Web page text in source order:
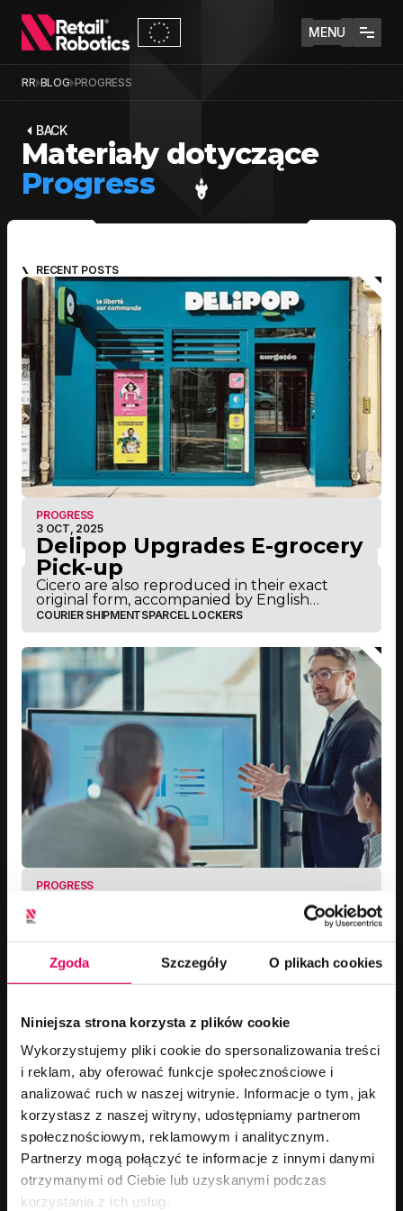
Zgoda Szczegóły O plikach cookies
Niniejsza strona korzysta z plików cookie
Wykorzystujemy pliki cookie do spersonalizowania treści
i reklam, aby oferować funkcje społecznościowe i
analizować ruch w naszej witrynie. Informacje o tym, jak
korzystasz z naszej witryny, udostępniamy partnerom
społecznościowym, reklamowym i analitycznym.
Partnerzy mogą połączyć te informacje z innymi danymi
otrzymanymi od Ciebie lub uzyskanymi podczas
korzystania z ich usług.
MENU
RR BLOG PROGRESS
BACK
Materiały dotyczące
Progress
RECENT POSTS
PROGRESS
3 OCT, 2025
Delipop Upgrades E-grocery
Pick-up
Cicero are also reproduced in their exact
original form, accompanied by English
versions from the 1914 translation by H.
RackhamCicero are also reproduced in their
exact original form, accompanied by English
versions from the 1914 translation by H.
Rackham
COURIER SHIPMENTSPARCEL LOCKERS
PROGRESS
Global Enterprises with
Machine IP
Need to set up mass production of your
solution or scale up your manufacturing
capabilities? Let us assist in your growth.